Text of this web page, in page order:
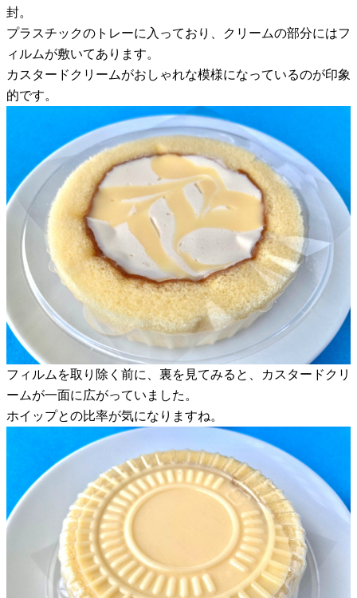
封。
プラスチックのトレーに入っており、クリームの部分にはフ
ィルムが敷いてあります。
カスタードクリームがおしゃれな模様になっているのが印象
的です。
フィルムを取り除く前に、裏を見てみると、カスタードクリ
ームが一面に広がっていました。
ホイップとの比率が気になりますね。